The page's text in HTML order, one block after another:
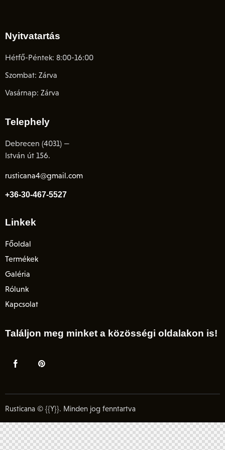
Nyitvatartás
Hétfő-Péntek: 8:00-16:00
Szombat: Zárva
Vasárnap: Zárva
Telephely
Debrecen (4031) —
István út 156.
rusticana4@gmail.com
+36-30-467-5527
Linkek
Főoldal
Termékek
Galéria
Rólunk
Kapcsolat
Találjon meg minket a közösségi oldalakon is!
Rusticana © {{Y}}. Minden jog fenntartva